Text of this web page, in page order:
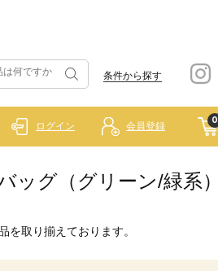
条件から探す
0
ログイン 会員登録
ッグ（グリーン/緑系）
を取り揃えております。